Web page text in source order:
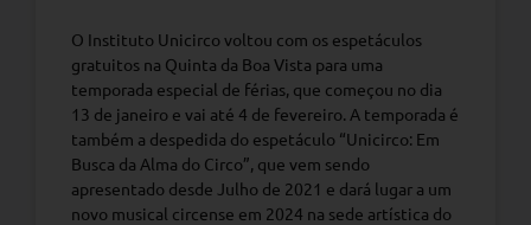
O Instituto Unicirco voltou com os espetáculos
gratuitos na Quinta da Boa Vista para uma
temporada especial de férias, que começou no dia
13 de janeiro e vai até 4 de fevereiro. A temporada é
também a despedida do espetáculo “Unicirco: Em
Busca da Alma do Circo”, que vem sendo
apresentado desde Julho de 2021 e dará lugar a um
novo musical circense em 2024 na sede artística do